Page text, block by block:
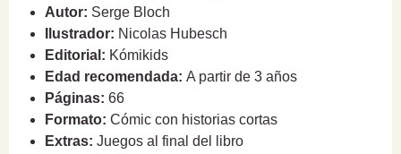
Autor: Serge Bloch
Ilustrador: Nicolas Hubesch
Editorial: Kómikids
Edad recomendada: A partir de 3 años
Páginas: 66
Formato: Cómic con historias cortas
Extras: Juegos al final del libro